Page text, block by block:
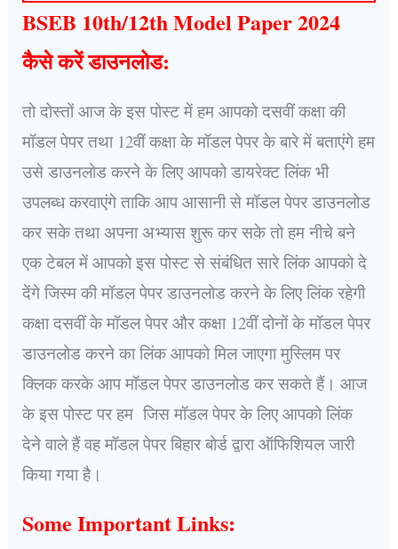
BSEB 10th/12th Model Paper 2024
कैसे करें डाउनलोड:
तो दोस्तों आज के इस पोस्ट में हम आपको दसवीं कक्षा की
मॉडल पेपर तथा 12वीं कक्षा के मॉडल पेपर के बारे में बताएंगे हम
उसे डाउनलोड करने के लिए आपको डायरेक्ट लिंक भी
उपलब्ध करवाएंगे ताकि आप आसानी से मॉडल पेपर डाउनलोड
कर सके तथा अपना अभ्यास शुरू कर सके तो हम नीचे बने
एक टेबल में आपको इस पोस्ट से संबंधित सारे लिंक आपको दे
देंगे जिस्म की मॉडल पेपर डाउनलोड करने के लिए लिंक रहेगी
कक्षा दसवीं के मॉडल पेपर और कक्षा 12वीं दोनों के मॉडल पेपर
डाउनलोड करने का लिंक आपको मिल जाएगा मुस्लिम पर
क्लिक करके आप मॉडल पेपर डाउनलोड कर सकते हैं। आज
के इस पोस्ट पर हम जिस मॉडल पेपर के लिए आपको लिंक
देने वाले हैं वह मॉडल पेपर बिहार बोर्ड द्वारा ऑफिशियल जारी
किया गया है।
Some Important Links: